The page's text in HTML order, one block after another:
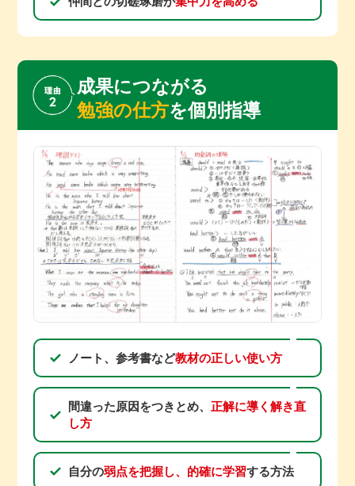
成果につながる
勉強の仕方を個別指導
ノート、参考書など教材の正しい使い方
間違った原因をつきとめ、正解に導く解き直
し方
自分の弱点を把握し、的確に学習する方法